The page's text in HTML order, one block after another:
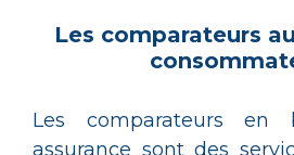
Les comparateurs
Les comparateurs
assurance sont des